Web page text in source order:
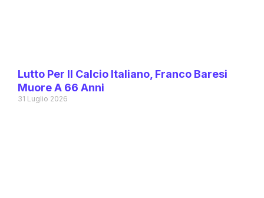
Lutto Per Il Calcio Italiano, Franco Baresi
Muore A 66 Anni
31 Luglio 2026